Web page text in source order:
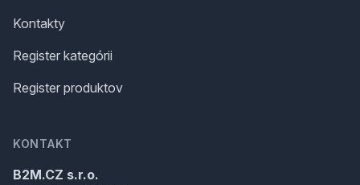
Kontakty
Register kategórii
Register produktov
KONTAKT
B2M.CZ s.r.o.